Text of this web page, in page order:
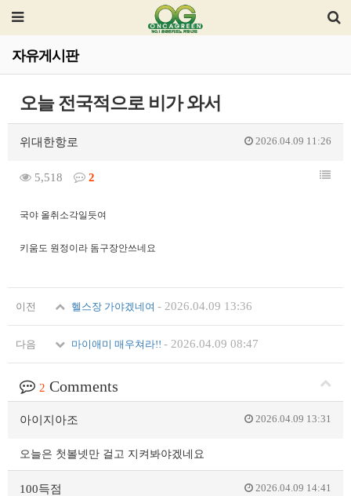
자유게시판
오늘 전국적으로 비가 와서
위대한항로 2026.04.09 11:26
5,518 2
국야 올취소각일듯여
키움도 원정이라 돔구장안쓰네요
이전 헬스장 가야겠네여 - 2026.04.09 13:36
다음 마이애미 매우쳐라!! - 2026.04.09 08:47
2 Comments
아이지아조 2026.04.09 13:31
오늘은 첫볼넷만 걸고 지켜봐야겠네요
100득점 2026.04.09 14:41